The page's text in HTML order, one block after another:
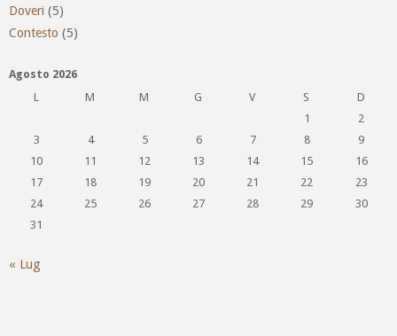
Doveri (5)
Contesto (5)
Agosto 2026
L
M M G V S
D
1
2
3
4 5 6 7 8
9
10
11 12 13 14 15
16
17
18 19 20 21 22
23
24
25 26 27 28 29
30
31
« Lug